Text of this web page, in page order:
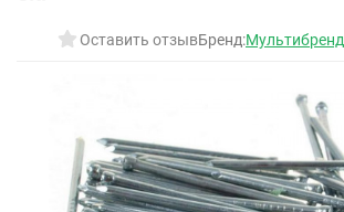
Оставить отзывБренд:Мультибренд